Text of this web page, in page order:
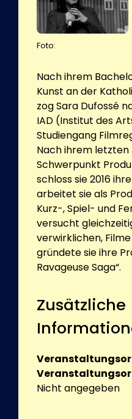
Foto:
Nach ihrem
Kunst an der
zog Sara Dufossé
IAD (Institut des
Studiengang
Nach ihrem
Schwerpunkt
schloss sie 2016
arbeitet sie als
Kurz-, Spiel- und
versucht
verwirklichen, Filme
gründete sie ihre
Ravageuse Saga“.
Zusätzliche
Nicht angegeben